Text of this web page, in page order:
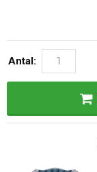
Antal: